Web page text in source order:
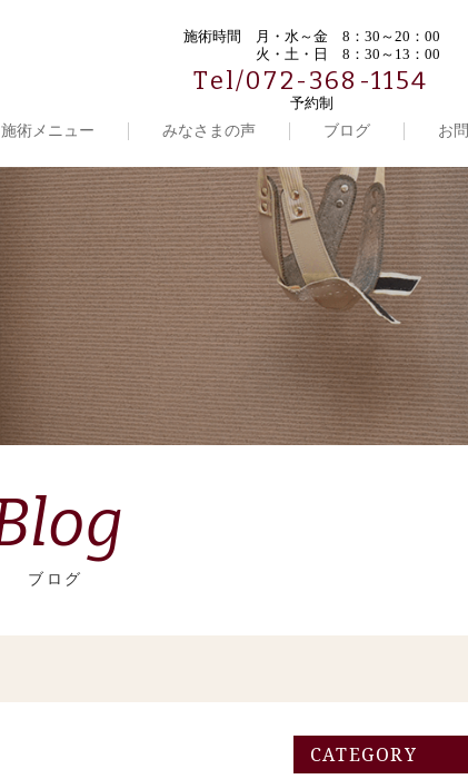
施術時間
月・水～金 8：30～20：00
火・土・日 8：30～13：00
Tel/072-368-1154
予約制
施術メニュー みなさまの声 ブログ お
Blog
ブログ
CATEGORY